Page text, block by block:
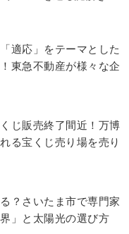
適応」をテーマとした
東急不動産が様々な企
じ販売終了間近！万博
る宝くじ売り場を売り
？さいたま市で専門家
」と太陽光の選び方